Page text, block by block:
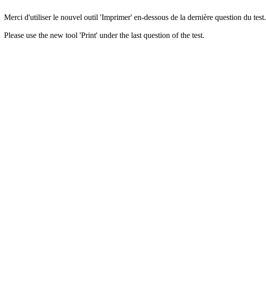
Merci d'utiliser le nouvel outil 'Imprimer' en-dessous de la dernière question du test.
Please use the new tool 'Print' under the last question of the test.